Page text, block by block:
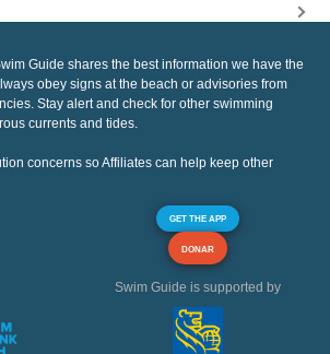
Guide shares the best information we have the
obey signs at the beach or advisories from
Stay alert and check for other swimming
currents and tides.
concerns so Affiliates can help keep other
GET THE APP
DONAR
Swim Guide is supported by